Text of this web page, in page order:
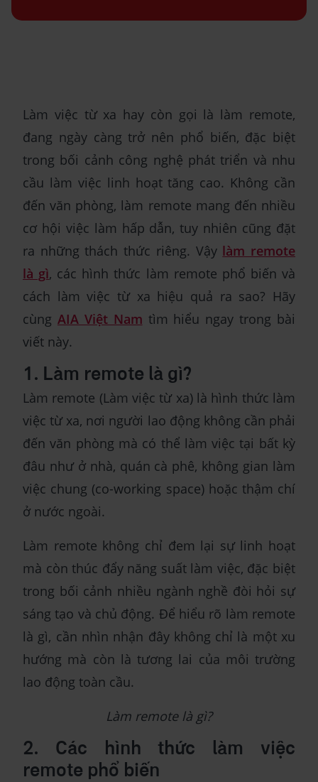
Làm việc từ xa hay còn gọi là làm remote,
đang ngày càng trở nên phổ biến, đặc biệt
trong bối cảnh công nghệ phát triển và nhu
cầu làm việc linh hoạt tăng cao. Không cần
đến văn phòng, làm remote mang đến nhiều
cơ hội việc làm hấp dẫn, tuy nhiên cũng đặt
ra những thách thức riêng. Vậy làm remote
là gì, các hình thức làm remote phổ biến và
cách làm việc từ xa hiệu quả ra sao? Hãy
cùng AIA Việt Nam tìm hiểu ngay trong bài
viết này.
1. Làm remote là gì?
Làm remote (Làm việc từ xa) là hình thức làm
việc từ xa, nơi người lao động không cần phải
đến văn phòng mà có thể làm việc tại bất kỳ
đâu như ở nhà, quán cà phê, không gian làm
việc chung (co-working space) hoặc thậm chí
ở nước ngoài.
Làm remote không chỉ đem lại sự linh hoạt
mà còn thúc đẩy năng suất làm việc, đặc biệt
trong bối cảnh nhiều ngành nghề đòi hỏi sự
sáng tạo và chủ động. Để hiểu rõ làm remote
là gì, cần nhìn nhận đây không chỉ là một xu
hướng mà còn là tương lai của môi trường
lao động toàn cầu.
Làm remote là gì?
2. Các hình thức làm việc
remote phổ biến